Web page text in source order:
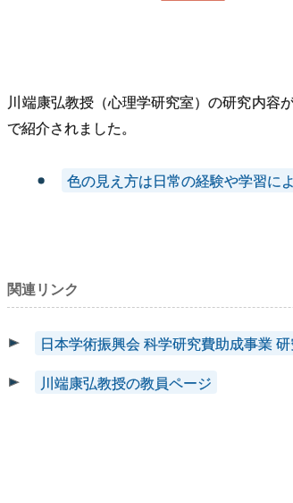
川端康弘教授（心理学研究室）の研究内容
で紹介されました。
色の見え方は日常の経験や学習に
関連リンク
日本学術振興会 科学研究費助成事業
川端康弘教授の教員ページ